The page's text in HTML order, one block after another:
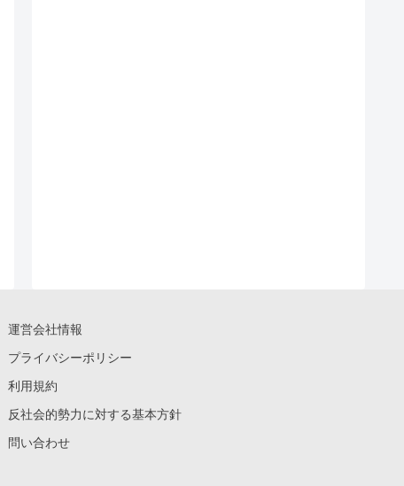
運営会社情報
プライバシーポリシー
利用規約
反社会的勢力に対する基本方針
問い合わせ